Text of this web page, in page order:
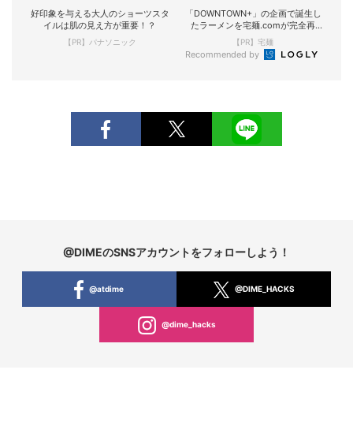
好印象を与える大人のショーツスタ
イルは肌の見え方が重要！？
【PR】パナソニック
「DOWNTOWN+」の企画で誕生し
たラーメンを宅麺.comが完全再
現！
【PR】宅麺
Recommended by
@DIMEのSNSアカウントをフォローしよう！
@atdime @DIME_HACKS
@dime_hacks